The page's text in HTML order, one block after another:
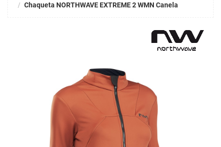
Chaqueta NORTHWAVE EXTREME 2 WMN Canela